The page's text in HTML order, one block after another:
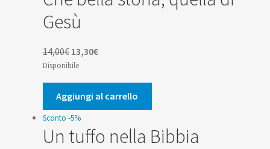
Gesù
14,00€ Il
prezzo
originale
era:
14,00€.
13,30€Il
attuale
è:
13,30€.
Disponibile
Aggiungi al carrello
Sconto -5%
Un tuffo nella Bibbia